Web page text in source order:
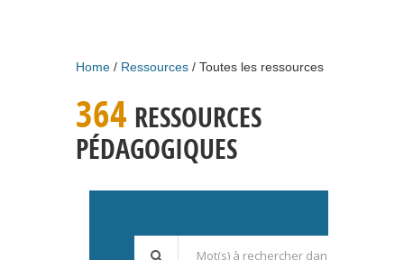
Home Ressources Toutes les ressources
364 RESSOURCES
PÉDAGOGIQUES